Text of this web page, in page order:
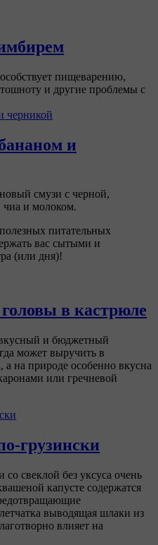
пищеварению,
тошноту и другие проблемы с
и
смузи с черной,
и молоком.
питательных
вас сытыми и
(или дня)!
в кастрюле
вкусный и бюджетный
может выручить в
а на природе особенно вкусна
или гречневой
грузински
свеклой без уксуса очень
капусте содержатся
выводящая шлаки из
влияет на